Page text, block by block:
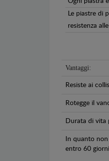
Le piastre di
resistenza
Vantaggi:
Resiste ai
Rotegge il
Durata di vita
In quanto
entro 60